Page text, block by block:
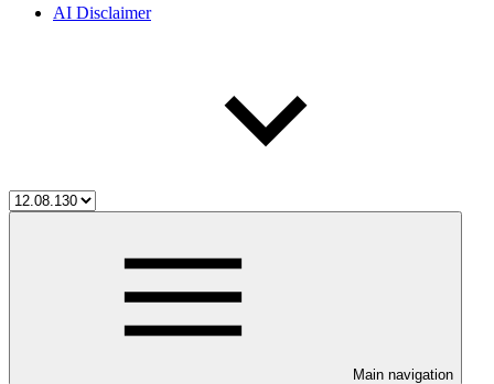
AI Disclaimer
Main navigation